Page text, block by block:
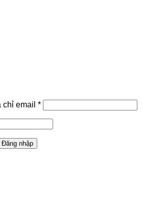
email *
Đăng nhập